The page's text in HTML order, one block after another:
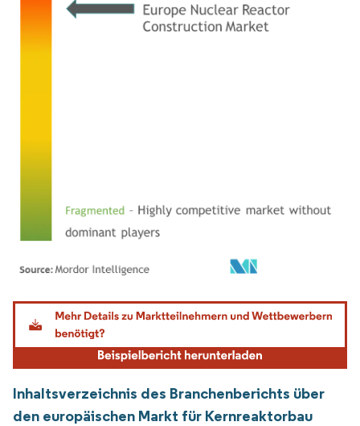
Bild © Mordor Intelligence. Wiederverwendung erfordert Namensnennung gemäß
Inhaltsverzeichnis des Branchenberichts über
den europäischen Markt für Kernreaktorbau